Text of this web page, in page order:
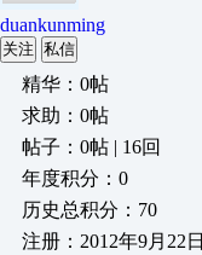
duankunming
关注 私信
精华：0帖
求助：0帖
帖子：0帖 | 16回
年度积分：0
历史总积分：70
注册：2012年9月22日